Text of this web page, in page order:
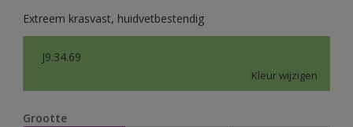
Extreem krasvast, huidvetbestendig
J9.34.69
Kleur wijzigen
Grootte